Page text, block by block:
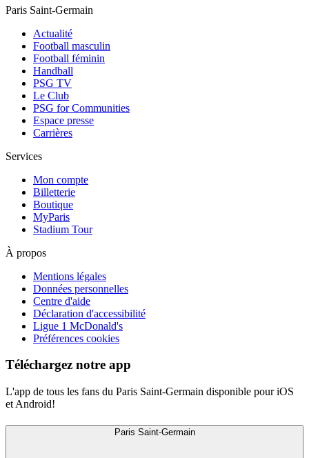
Paris Saint-Germain
Actualité
Football masculin
Football féminin
Handball
PSG TV
Le Club
PSG for Communities
Espace presse
Carrières
Services
Mon compte
Billetterie
Boutique
MyParis
Stadium Tour
À propos
Mentions légales
Données personnelles
Centre d'aide
Déclaration d'accessibilité
Ligue 1 McDonald's
Préférences cookies
Téléchargez notre app
L'app de tous les fans du Paris Saint-Germain disponible pour iOS
et Android!
Paris Saint-Germain